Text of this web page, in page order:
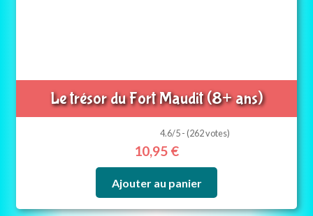
Le trésor du Fort Maudit (8+ ans)
4.6/5 - (262 votes)
10,95 €
Ajouter au panier